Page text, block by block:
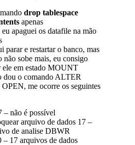
drop tablespace
apenas
apaguei os datafile na mão
parar e restartar o banco, mas
não sobe mais, eu consigo
ele em estado MOUNT
dou o comando ALTER
me ocorre os seguintes
– não é possível
arquivo de dados 17 –
de analise DBWR
– 17 arquivos de dados